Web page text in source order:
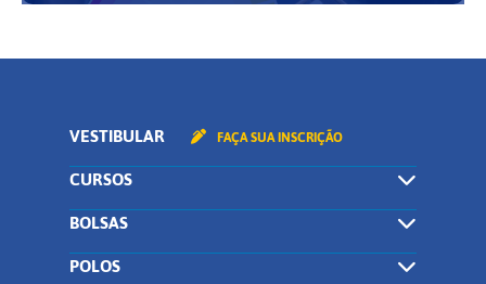
VESTIBULAR FAÇA SUA INSCRIÇÃO
CURSOS
BOLSAS
POLOS